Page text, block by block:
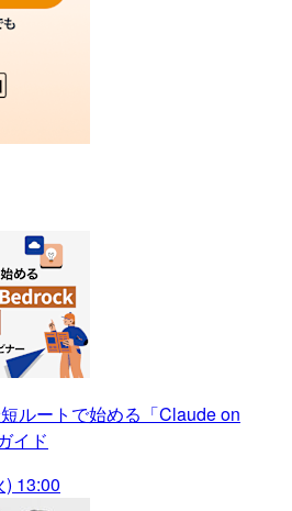
ルートで始める「Claude on
イド
13:00